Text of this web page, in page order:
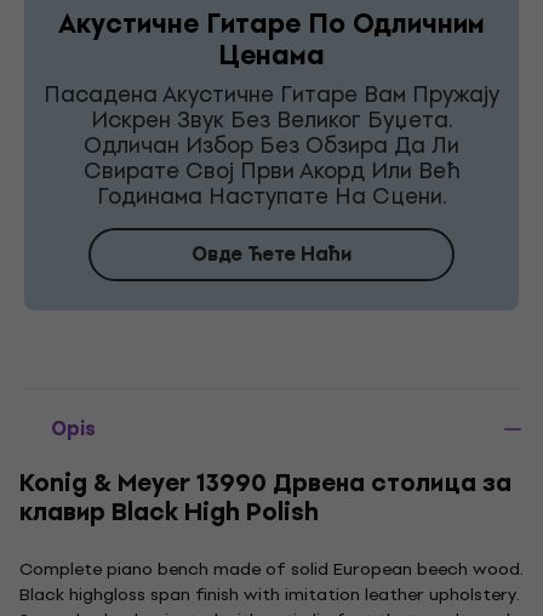
Акустичне Гитаре По Одличним
Ценама
Пасадена Акустичне Гитаре Вам Пружају
Искрен Звук Без Великог Буџета.
Одличан Избор Без Обзира Да Ли
Свирате Свој Први Акорд Или Већ
Годинама Наступате На Сцени.
Овде Ћете Наћи
Opis
Konig & Meyer 13990 Дрвена столица за
клавир Black High Polish
Complete piano bench made of solid European beech wood.
Black highgloss span finish with imitation leather upholstery.